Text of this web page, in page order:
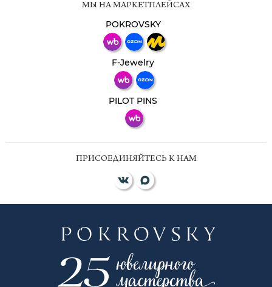
МЫ НА МАРКЕТПЛЕЙСАХ
POKROVSKY
F-Jewelry
PILOT PINS
ПРИСОЕДИНЯЙТЕСЬ К НАМ